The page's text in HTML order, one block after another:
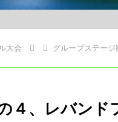
大会 グループステー
４、レバンド